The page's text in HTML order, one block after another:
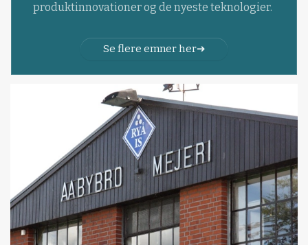
produktinnovationer og de nyeste teknologier.
Se flere emner her